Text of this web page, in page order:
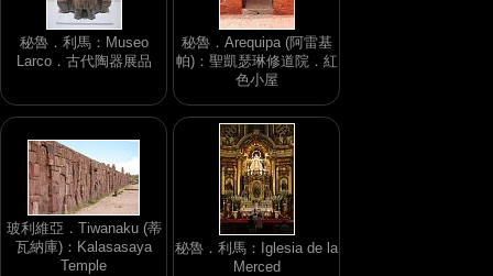
秘魯．利馬：Museo
Larco．古代陶器展品
秘魯．Arequipa (阿雷基
帕)：聖凱瑟琳修道院．紅
色小屋
玻利維亞．Tiwanaku (蒂
瓦納庫)：Kalasasaya
Temple
秘魯．利馬：Iglesia de la
Merced